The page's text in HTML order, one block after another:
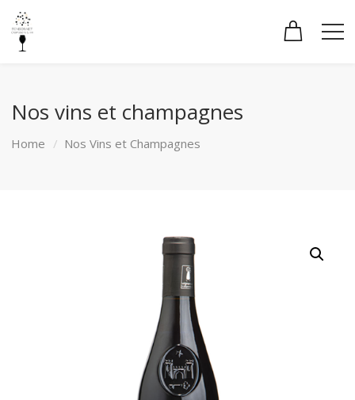
Nos vins et champagnes
Home Nos Vins et Champagnes